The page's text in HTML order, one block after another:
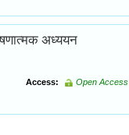
अध्ययन
Access: Open Access